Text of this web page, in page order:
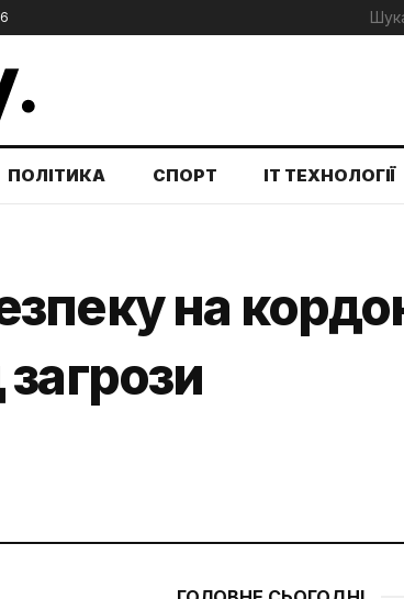
ПОЛІТИКА СПОРТ IT ТЕХНОЛОГІЇ
на